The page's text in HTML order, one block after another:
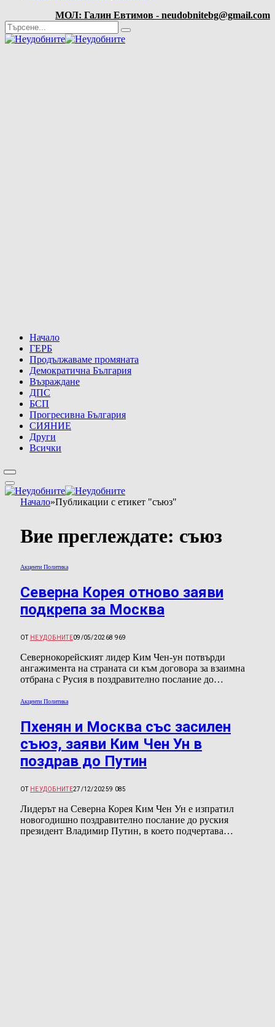
МОЛ: Галин Евтимов - neudobnitebg@gmail.com
Начало
ГЕРБ
Продължаваме промяната
Демократична България
Възраждане
ДПС
БСП
Прогресивна България
СИЯНИЕ
Други
Всички
Начало»Публикации с етикет "съюз"
Вие преглеждате: съюз
Акценти Политика
Северна Корея отново заяви
подкрепа за Москва
ОТ НЕУДОБНИТЕ09/05/20268 969
Севернокорейският лидер Ким Чен-ун потвърди
ангажимента на страната си към договора за взаимна
отбрана с Русия в поздравително послание до…
Акценти Политика
Пхенян и Москва със засилен
съюз, заяви Ким Чен Ун в
поздрав до Путин
ОТ НЕУДОБНИТЕ27/12/20259 085
Лидерът на Северна Корея Ким Чен Ун е изпратил
новогодишно поздравително послание до руския
президент Владимир Путин, в което подчертава…